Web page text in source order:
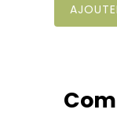
quantité
levant"